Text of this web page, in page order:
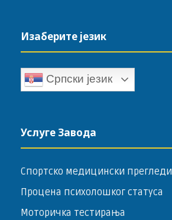
Изаберите језик
Српски језик
Услуге Завода
Спортско медицински прегледи
Процена психолошког статуса
Моторичка тестирања